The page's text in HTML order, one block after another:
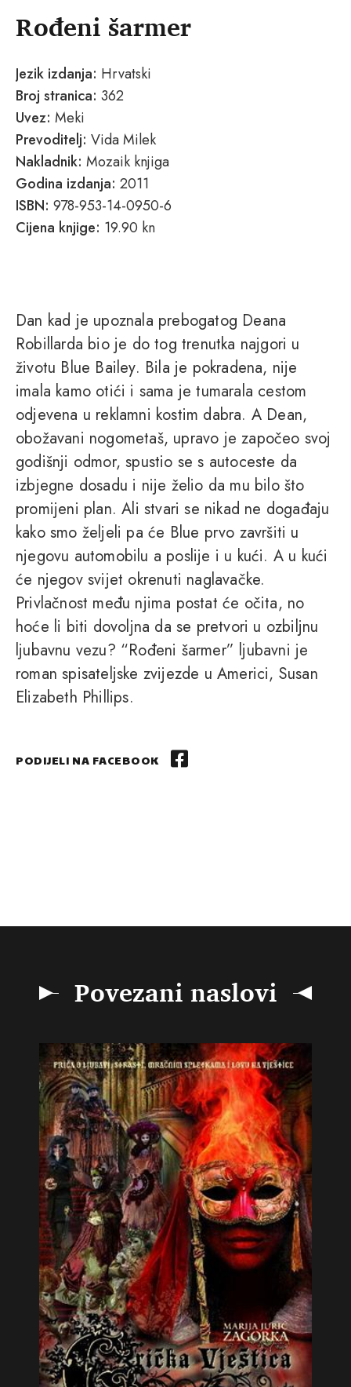
Rođeni šarmer
Jezik izdanja: Hrvatski
Broj stranica: 362
Uvez: Meki
Prevoditelj: Vida Milek
Nakladnik: Mozaik knjiga
Godina izdanja: 2011
ISBN: 978-953-14-0950-6
Cijena knjige: 19.90 kn
Dan kad je upoznala prebogatog Deana
Robillarda bio je do tog trenutka najgori u
životu Blue Bailey. Bila je pokradena, nije
imala kamo otići i sama je tumarala cestom
odjevena u reklamni kostim dabra. A Dean,
obožavani nogometaš, upravo je započeo svoj
godišnji odmor, spustio se s autoceste da
izbjegne dosadu i nije želio da mu bilo što
promijeni plan. Ali stvari se nikad ne događaju
kako smo željeli pa će Blue prvo završiti u
njegovu automobilu a poslije i u kući. A u kući
će njegov svijet okrenuti naglavačke.
Privlačnost među njima postat će očita, no
hoće li biti dovoljna da se pretvori u ozbiljnu
ljubavnu vezu? “Rođeni šarmer” ljubavni je
roman spisateljske zvijezde u Americi, Susan
Elizabeth Phillips.
PODIJELI NA FACEBOOK
Povezani naslovi